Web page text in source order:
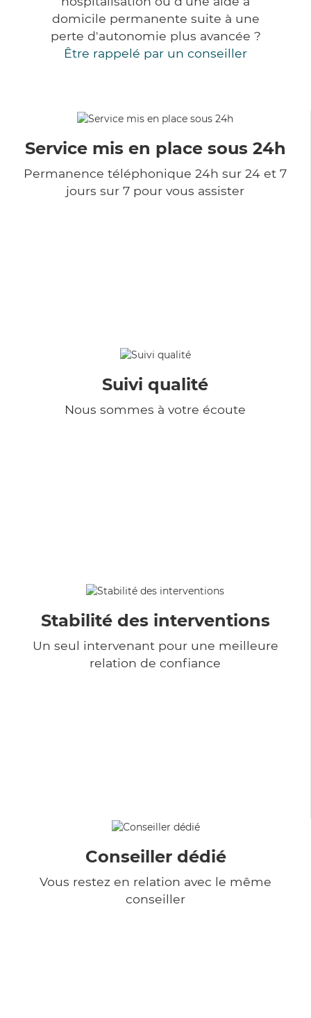
domicile permanente suite à une
perte d'autonomie plus avancée ?
Être rappelé par un conseiller
Service mis en place sous 24h
Permanence téléphonique 24h sur 24 et 7
jours sur 7 pour vous assister
Suivi qualité
Nous sommes à votre écoute
Stabilité des interventions
Un seul intervenant pour une meilleure
relation de confiance
Conseiller dédié
Vous restez en relation avec le même
conseiller